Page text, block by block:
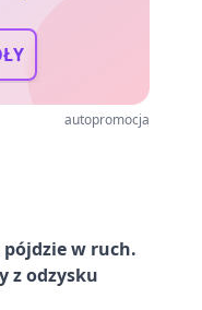
autopromocja
pójdzie w ruch.
z odzysku